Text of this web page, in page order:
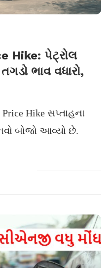
Hike: પેટ્રોલ
ભાવ વધારો,
Price Hike સપ્તાહના
બોજો આવ્યો છે.